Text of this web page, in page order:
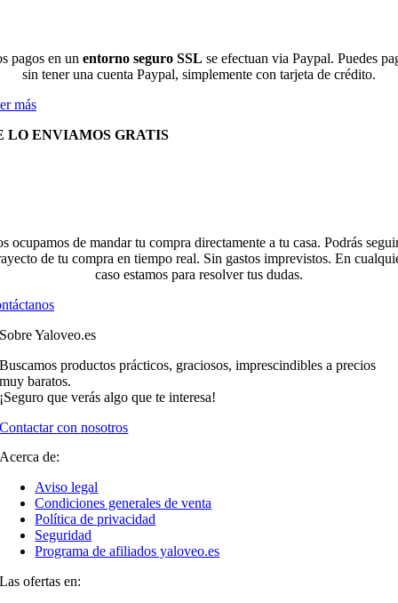
pagos en un entorno seguro SSL se efectuan via Paypal. Puedes
sin tener una cuenta Paypal, simplemente con tarjeta de crédito.
más
LO ENVIAMOS GRATIS
ocupamos de mandar tu compra directamente a tu casa. Podrás
de tu compra en tiempo real. Sin gastos imprevistos. En
caso estamos para resolver tus dudas.
Sobre Yaloveo.es
Buscamos productos prácticos, graciosos, imprescindibles a precios
muy baratos.
¡Seguro que verás algo que te interesa!
Contactar con nosotros
Acerca de:
Aviso legal
Condiciones generales de venta
Política de privacidad
Seguridad
Programa de afiliados yaloveo.es
Las ofertas en: